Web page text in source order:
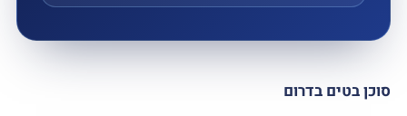
סוכן בטים בדרום